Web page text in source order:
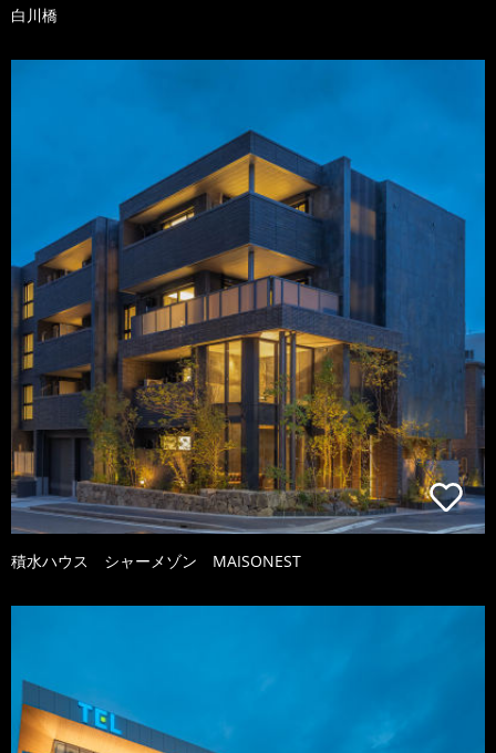
白川橋
積水ハウス シャーメゾン MAISONEST